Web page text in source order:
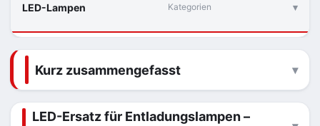
LED-Lampen Kategorien
Kurz zusammengefasst
LED-Ersatz für Entladungslampen –